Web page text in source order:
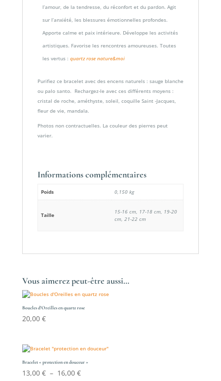
l’amour, de la tendresse, du réconfort et du pardon. Agit
sur l’anxiété, les blessures émotionnelles profondes.
Apporte calme et paix intérieure. Développe les activités
artistiques. Favorise les rencontres amoureuses. Toutes
les vertus : quartz rose nature&moi
Purifiez ce bracelet avec des encens naturels : sauge blanche
ou palo santo. Rechargez-le avec ces différents moyens :
cristal de roche, améthyste, soleil, coquille Saint -Jacques,
fleur de vie, mandala.
Photos non contractuelles. La couleur des pierres peut
varier.
Informations complémentaires
Poids 0,150 kg
Taille
15-16 cm, 17-18 cm, 19-20
cm, 21-22 cm
Vous aimerez peut-être aussi…
Boucles d’Oreilles en quartz rose
20,00 €
Bracelet « protection en douceur »
13,00 € – 16,00 €Plage